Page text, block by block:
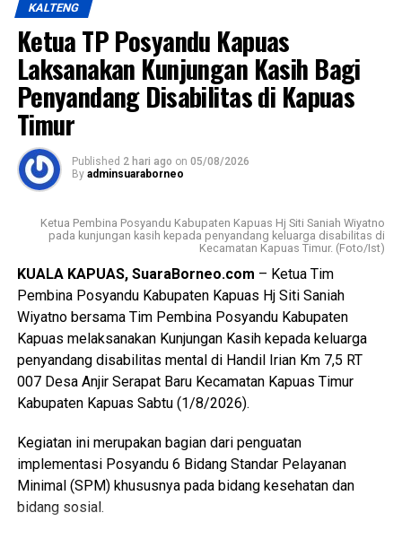
sumber daya manusia sebagai bagian dari visi daerah,
yakni mewujudkan masyarakat Kabupaten Kapuas yang
berdaya saing, sejahtera indah aman dan religius.
Ia mengatakan keberhasilan pembangunan tidak hanya
diukur dari kemajuan fisik dan ekonomi tetapi juga dari
lahirnya generasi muda yang memiliki integritas jiwa
nasionalisme mampu beradaptasi dengan perkembangan
zaman, serta tetap berpegang teguh pada nilai-nilai
bernegara.
$Paskibraka merupakan wadah pembentukan karakter
generasi muda yang berlandaskan nilai-nilai Pancasila
cinta tanah air disiplin tanggung jawab kepemimpinan, dan
semangat gotong royong,” ujarnya.
Kepala Badan Kesbangpol Kabupaten Kapuas Yunabut
menyampaikan kegiatan tersebut merupakan tindak lanjut
Keputusan Kepala Badan Pembinaan Ideologi Pancasila
(BPIP) Nomor 50 Tahun 2024 tentang Tata Cara
Pengangkatan Pertama Kali Pelaksana Duta Pancasila
Paskibraka Indonesia Tingkat Provinsi dan
Kabupaten/Kota.
KALTENG
Ketua TP Posyandu Kapuas
Laksanakan Kunjungan Kasih Bagi
Penyandang Disabilitas di Kapuas
Timur
Published 2 hari ago on 05/08/2026
By adminsuaraborneo
Ketua Pembina Posyandu Kabupaten Kapuas Hj Siti Saniah Wiyatno
pada kunjungan kasih kepada penyandang keluarga disabilitas di
Kecamatan Kapuas Timur. (Foto/Ist)
KUALA KAPUAS, SuaraBorneo.com – Ketua Tim
Pembina Posyandu Kabupaten Kapuas Hj Siti Saniah
Wiyatno bersama Tim Pembina Posyandu Kabupaten
Kapuas melaksanakan Kunjungan Kasih kepada keluarga
penyandang disabilitas mental di Handil Irian Km 7,5 RT
007 Desa Anjir Serapat Baru Kecamatan Kapuas Timur
Kabupaten Kapuas Sabtu (1/8/2026).
Kegiatan ini merupakan bagian dari penguatan
implementasi Posyandu 6 Bidang Standar Pelayanan
Minimal (SPM) khususnya pada bidang kesehatan dan
bidang sosial.